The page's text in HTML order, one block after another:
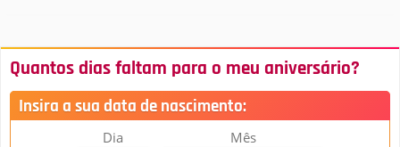
Quantos dias faltam para o meu aniversário?
Insira a sua data de nascimento:
Dia Mês